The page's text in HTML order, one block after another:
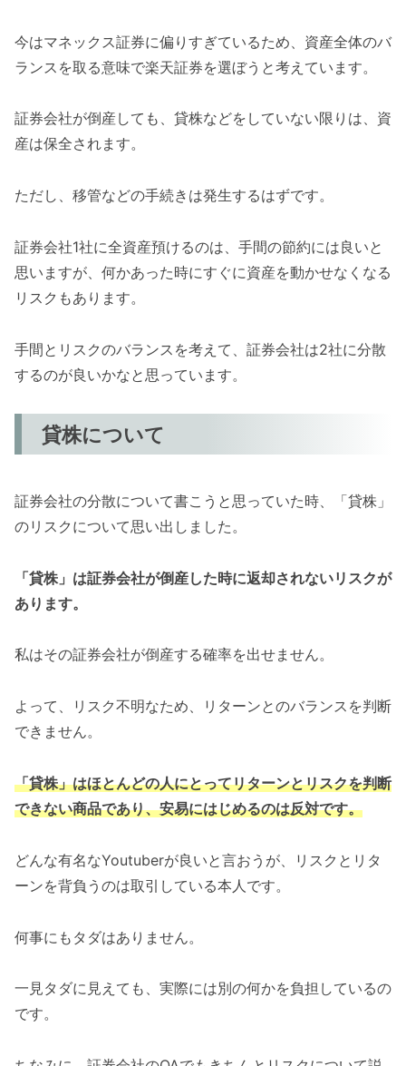
今はマネックス証券に偏りすぎているため、資産全体のバ
ランスを取る意味で楽天証券を選ぼうと考えています。
証券会社が倒産しても、貸株などをしていない限りは、資
産は保全されます。
ただし、移管などの手続きは発生するはずです。
証券会社1社に全資産預けるのは、手間の節約には良いと
思いますが、何かあった時にすぐに資産を動かせなくなる
リスクもあります。
手間とリスクのバランスを考えて、証券会社は2社に分散
するのが良いかなと思っています。
貸株について
証券会社の分散について書こうと思っていた時、「貸株」
のリスクについて思い出しました。
「貸株」は証券会社が倒産した時に返却されないリスクが
あります。
私はその証券会社が倒産する確率を出せません。
よって、リスク不明なため、リターンとのバランスを判断
できません。
「貸株」はほとんどの人にとってリターンとリスクを判断
できない商品であり、安易にはじめるのは反対です。
どんな有名なYoutuberが良いと言おうが、リスクとリタ
ーンを背負うのは取引している本人です。
何事にもタダはありません。
一見タダに見えても、実際には別の何かを負担しているの
です。